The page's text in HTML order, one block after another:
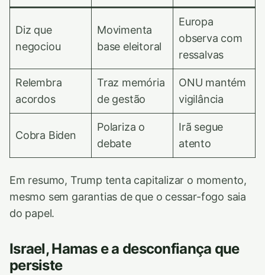
Diz que
negociou
Movimenta
base eleitoral
Europa
observa com
ressalvas
Relembra
acordos
Traz memória
de gestão
ONU mantém
vigilância
Cobra Biden
Polariza o
debate
Irã segue
atento
Em resumo, Trump tenta capitalizar o momento,
mesmo sem garantias de que o cessar-fogo saia
do papel.
Israel, Hamas e a desconfiança que
persiste